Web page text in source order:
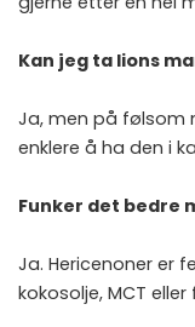
Kan jeg ta lions
Ja, men på følsom
enklere å ha den i
Funker det bedre
Ja. Hericenoner er
kokosolje, MCT